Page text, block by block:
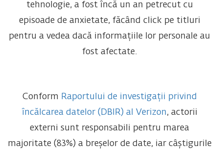
tehnologie, a fost încă un an petrecut cu
episoade de anxietate, făcând click pe titluri
pentru a vedea dacă informațiile lor personale au
fost afectate.
Conform Raportului de investigații privind
încălcarea datelor (DBIR) al Verizon, actorii
externi sunt responsabili pentru marea
majoritate (83%) a breșelor de date, iar câștigurile